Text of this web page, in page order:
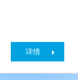
详情